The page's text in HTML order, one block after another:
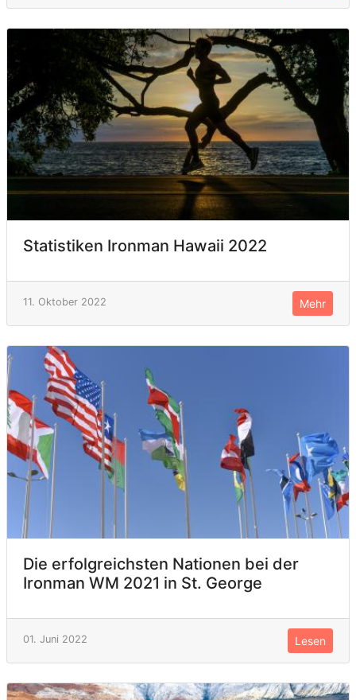
Statistiken Ironman Hawaii 2022
11. Oktober 2022 Mehr
Die erfolgreichsten Nationen bei der
Ironman WM 2021 in St. George
01. Juni 2022 Lesen